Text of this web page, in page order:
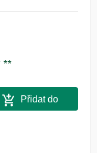
**
Přidat do